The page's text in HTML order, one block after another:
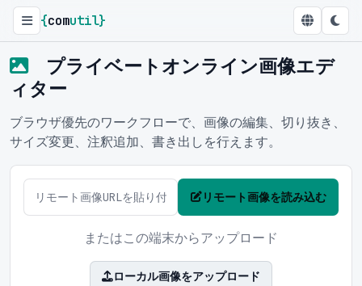
{comutil}
プライベートオンライン画像エデ
ィター
ブラウザ優先のワークフローで、画像の編集、切り抜き、
サイズ変更、注釈追加、書き出しを行えます。
リモート画像を読み込む
またはこの端末からアップロード
ローカル画像をアップロード